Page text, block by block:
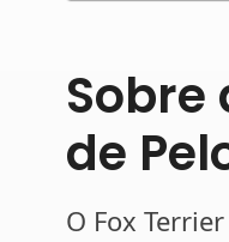
Sobre
de
O Fox